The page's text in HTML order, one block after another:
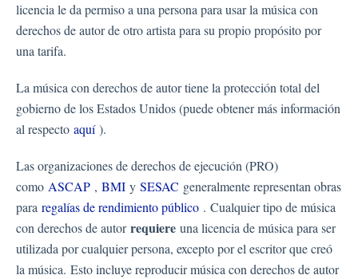
licencia le da permiso a una persona para usar la música con
derechos de autor de otro artista para su propio propósito por
una tarifa.
La música con derechos de autor tiene la protección total del
gobierno de los Estados Unidos (puede obtener más información
al respecto aquí).
Las organizaciones de derechos de ejecución (PRO)
como ASCAP , BMI y SESAC generalmente representan obras
para regalías de rendimiento público . Cualquier tipo de música
con derechos de autorrequiere una licencia de música para ser
utilizada por cualquier persona, excepto por el escritor que creó
la música. Esto incluye reproducir música con derechos de autor